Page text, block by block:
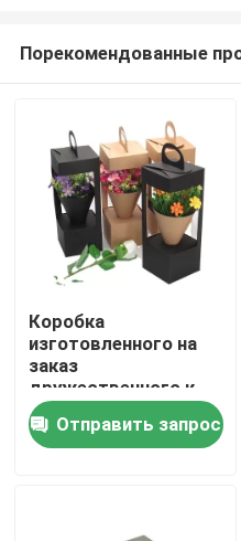
Домой
Видеозаписи
Порекомендованные
Коробка
изготовленного на
заказ
дружественного к
Эко цветка
Валентайн
упаковывая для
Отправить запрос